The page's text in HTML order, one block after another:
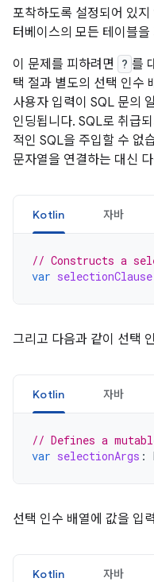
포착하도록 설정되어 있
터베이스의 모든 테이블
이 문제를 피하려면
? 를
택 절과 별도의 선택 인수
사용자 입력이 SQL 문의
인딩됩니다. SQL로 취급
적인 SQL을 주입할 수 없
문자열을 연결하는 대신
Kotlin 자바
// Constructs a
var selectionClause
그리고 다음과 같이 선택
Kotlin 자바
// Defines a
var selectionArgs :
선택 인수 배열에 값을 입
Kotlin 자바